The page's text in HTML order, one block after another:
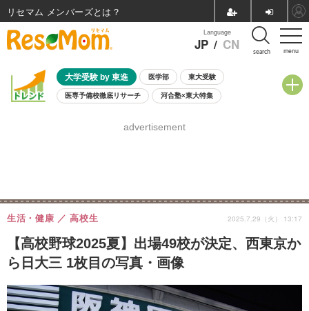
menu
Language
JP / CN search
大学受験 by 東進 医学部 東大受験
医専予備校徹底リサーチ 河合塾×東大特集
8月開催学校説明会・相談会
advertisement
【高校野球2025夏】出場49校が決定、西東京か
ら日大三 1枚目の写真・画像
生活・健康 高校生 2025.7.29（火） 13:17
リセマム メンバーズ